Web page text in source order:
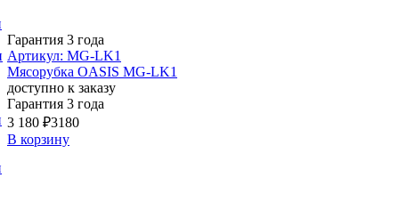
Гарантия 3 года
Артикул: MG-LK1
Мясорубка OASIS MG-LK1
доступно к заказу
Гарантия 3 года
3 180 ₽3180
В корзину